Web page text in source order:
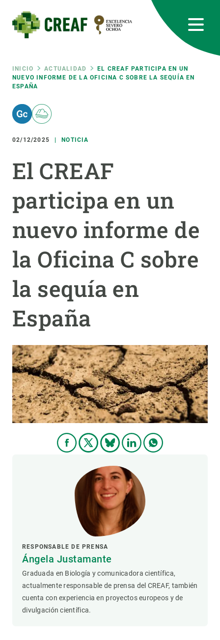
contenido
principal
Ruta
de
navegación
INICIO ACTUALIDAD
EL CREAF PARTICIPA EN UN
NUEVO INFORME DE LA OFICINA C SOBRE LA SEQUÍA EN
ESPAÑA
02/12/2025 NOTICIA
El CREAF
participa en un
nuevo informe de
la Oficina C sobre
la sequía en
España
RESPONSABLE DE PRENSA
Ángela Justamante
Graduada en Biología y comunicadora científica,
actualmente responsable de prensa del CREAF, también
cuenta con experiencia en proyectos europeos y de
divulgación científica.
RRSS
Featured
responsive
Responsive
menu
INVESTIGACIÓN
CIENCIA EN ACCIÓN
NOTICIAS Y AGENDA